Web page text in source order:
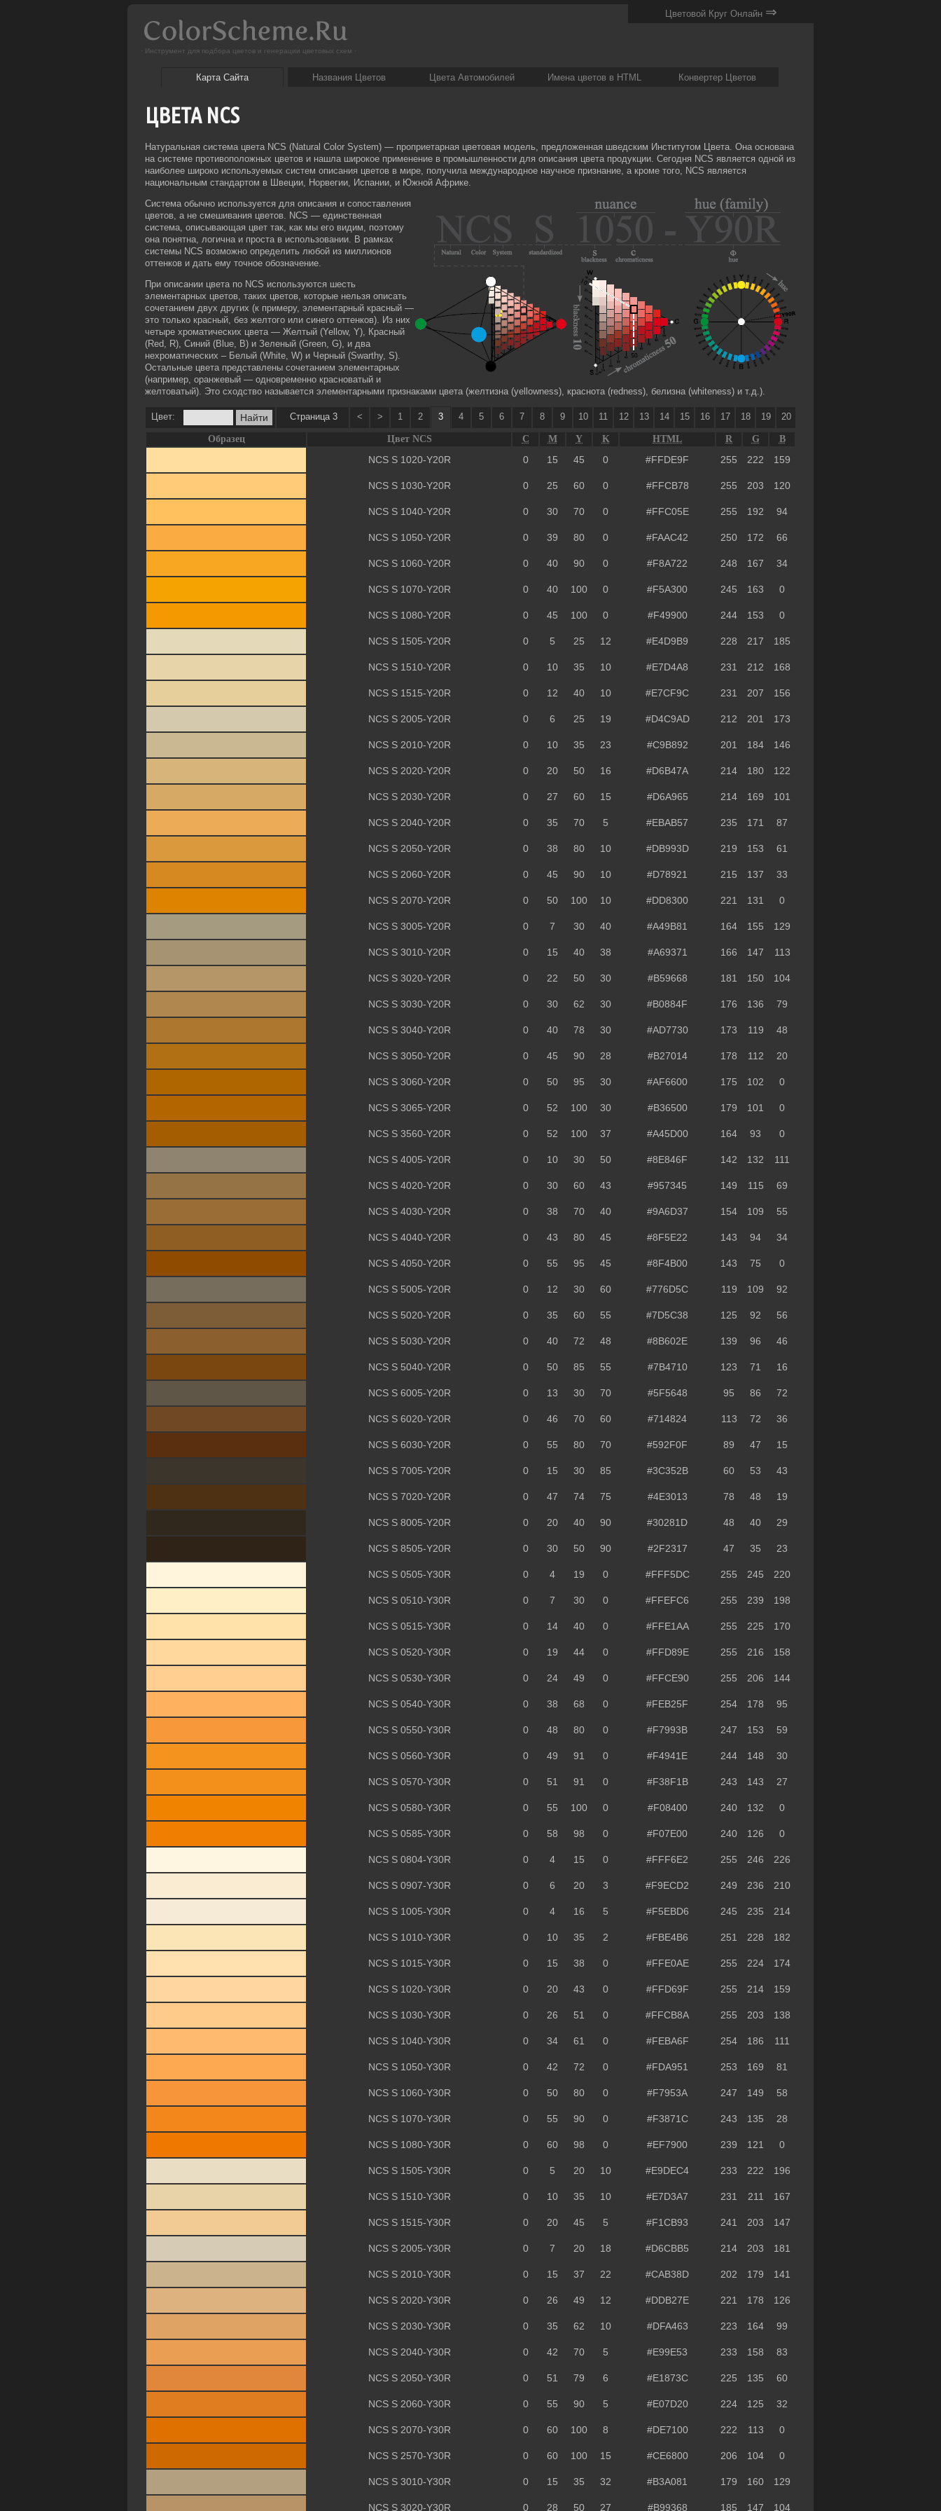
· Инструмент для подбора цветов и генерации цветовых схем ·
Цветовой Круг Онлайн ⇒
Карта Сайта Названия Цветов Цвета Автомобилей Имена цветов в HTML Конвертер Цветов
ЦВЕТА NCS
Натуральная система цвета NCS (Natural Color System) — проприетарная цветовая модель, предложенная шведским Институтом Цвета. Она основана
на системе противоположных цветов и нашла широкое применение в промышленности для описания цвета продукции. Сегодня NCS является одной из
наиболее широко используемых систем описания цветов в мире, получила международное научное признание, а кроме того, NCS является
национальным стандартом в Швеции, Норвегии, Испании, и Южной Африке.
Система обычно используется для описания и сопоставления
цветов, а не смешивания цветов. NCS — единственная
система, описывающая цвет так, как мы его видим, поэтому
она понятна, логична и проста в использовании. В рамках
системы NCS возможно определить любой из миллионов
оттенков и дать ему точное обозначение.
При описании цвета по NCS используются шесть
элементарных цветов, таких цветов, которые нельзя описать
сочетанием двух других (к примеру, элементарный красный —
это только красный, без желтого или синего оттенков). Из них
четыре хроматических цвета — Желтый (Yellow, Y), Красный
(Red, R), Синий (Blue, B) и Зеленый (Green, G), и два
нехроматических – Белый (White, W) и Черный (Swarthy, S).
Остальные цвета представлены сочетанием элементарных
(например, оранжевый — одновременно красноватый и
желтоватый). Это сходство называется элементарными признаками цвета (желтизна (yellowness), краснота (redness), белизна (whiteness) и т.д.).
Цвет: Страница 3 < > 1 2 3 4 5 6 7 8 9 10 11 12 13 14 15 16 17 18 19 20
Образец Цвет NCS C M Y K HTML R G B
NCS S 1020-Y20R 0 15 45 0 #FFDE9F 255 222 159
NCS S 1030-Y20R 0 25 60 0 #FFCB78 255 203 120
NCS S 1040-Y20R 0 30 70 0 #FFC05E 255 192 94
NCS S 1050-Y20R 0 39 80 0 #FAAC42 250 172 66
NCS S 1060-Y20R 0 40 90 0 #F8A722 248 167 34
NCS S 1070-Y20R 0 40 100 0 #F5A300 245 163 0
NCS S 1080-Y20R 0 45 100 0 #F49900 244 153 0
NCS S 1505-Y20R 0 5 25 12 #E4D9B9 228 217 185
NCS S 1510-Y20R 0 10 35 10 #E7D4A8 231 212 168
NCS S 1515-Y20R 0 12 40 10 #E7CF9C 231 207 156
NCS S 2005-Y20R 0 6 25 19 #D4C9AD 212 201 173
NCS S 2010-Y20R 0 10 35 23 #C9B892 201 184 146
NCS S 2020-Y20R 0 20 50 16 #D6B47A 214 180 122
NCS S 2030-Y20R 0 27 60 15 #D6A965 214 169 101
NCS S 2040-Y20R 0 35 70 5 #EBAB57 235 171 87
NCS S 2050-Y20R 0 38 80 10 #DB993D 219 153 61
NCS S 2060-Y20R 0 45 90 10 #D78921 215 137 33
NCS S 2070-Y20R 0 50 100 10 #DD8300 221 131 0
NCS S 3005-Y20R 0 7 30 40 #A49B81 164 155 129
NCS S 3010-Y20R 0 15 40 38 #A69371 166 147 113
NCS S 3020-Y20R 0 22 50 30 #B59668 181 150 104
NCS S 3030-Y20R 0 30 62 30 #B0884F 176 136 79
NCS S 3040-Y20R 0 40 78 30 #AD7730 173 119 48
NCS S 3050-Y20R 0 45 90 28 #B27014 178 112 20
NCS S 3060-Y20R 0 50 95 30 #AF6600 175 102 0
NCS S 3065-Y20R 0 52 100 30 #B36500 179 101 0
NCS S 3560-Y20R 0 52 100 37 #A45D00 164 93 0
NCS S 4005-Y20R 0 10 30 50 #8E846F 142 132 111
NCS S 4020-Y20R 0 30 60 43 #957345 149 115 69
NCS S 4030-Y20R 0 38 70 40 #9A6D37 154 109 55
NCS S 4040-Y20R 0 43 80 45 #8F5E22 143 94 34
NCS S 4050-Y20R 0 55 95 45 #8F4B00 143 75 0
NCS S 5005-Y20R 0 12 30 60 #776D5C 119 109 92
NCS S 5020-Y20R 0 35 60 55 #7D5C38 125 92 56
NCS S 5030-Y20R 0 40 72 48 #8B602E 139 96 46
NCS S 5040-Y20R 0 50 85 55 #7B4710 123 71 16
NCS S 6005-Y20R 0 13 30 70 #5F5648 95 86 72
NCS S 6020-Y20R 0 46 70 60 #714824 113 72 36
NCS S 6030-Y20R 0 55 80 70 #592F0F 89 47 15
NCS S 7005-Y20R 0 15 30 85 #3C352B 60 53 43
NCS S 7020-Y20R 0 47 74 75 #4E3013 78 48 19
NCS S 8005-Y20R 0 20 40 90 #30281D 48 40 29
NCS S 8505-Y20R 0 30 50 90 #2F2317 47 35 23
NCS S 0505-Y30R 0 4 19 0 #FFF5DC 255 245 220
NCS S 0510-Y30R 0 7 30 0 #FFEFC6 255 239 198
NCS S 0515-Y30R 0 14 40 0 #FFE1AA 255 225 170
NCS S 0520-Y30R 0 19 44 0 #FFD89E 255 216 158
NCS S 0530-Y30R 0 24 49 0 #FFCE90 255 206 144
NCS S 0540-Y30R 0 38 68 0 #FEB25F 254 178 95
NCS S 0550-Y30R 0 48 80 0 #F7993B 247 153 59
NCS S 0560-Y30R 0 49 91 0 #F4941E 244 148 30
NCS S 0570-Y30R 0 51 91 0 #F38F1B 243 143 27
NCS S 0580-Y30R 0 55 100 0 #F08400 240 132 0
NCS S 0585-Y30R 0 58 98 0 #F07E00 240 126 0
NCS S 0804-Y30R 0 4 15 0 #FFF6E2 255 246 226
NCS S 0907-Y30R 0 6 20 3 #F9ECD2 249 236 210
NCS S 1005-Y30R 0 4 16 5 #F5EBD6 245 235 214
NCS S 1010-Y30R 0 10 35 2 #FBE4B6 251 228 182
NCS S 1015-Y30R 0 15 38 0 #FFE0AE 255 224 174
NCS S 1020-Y30R 0 20 43 0 #FFD69F 255 214 159
NCS S 1030-Y30R 0 26 51 0 #FFCB8A 255 203 138
NCS S 1040-Y30R 0 34 61 0 #FEBA6F 254 186 111
NCS S 1050-Y30R 0 42 72 0 #FDA951 253 169 81
NCS S 1060-Y30R 0 50 80 0 #F7953A 247 149 58
NCS S 1070-Y30R 0 55 90 0 #F3871C 243 135 28
NCS S 1080-Y30R 0 60 98 0 #EF7900 239 121 0
NCS S 1505-Y30R 0 5 20 10 #E9DEC4 233 222 196
NCS S 1510-Y30R 0 10 35 10 #E7D3A7 231 211 167
NCS S 1515-Y30R 0 20 45 5 #F1CB93 241 203 147
NCS S 2005-Y30R 0 7 20 18 #D6CBB5 214 203 181
NCS S 2010-Y30R 0 15 37 22 #CAB38D 202 179 141
NCS S 2020-Y30R 0 26 49 12 #DDB27E 221 178 126
NCS S 2030-Y30R 0 35 62 10 #DFA463 223 164 99
NCS S 2040-Y30R 0 42 70 5 #E99E53 233 158 83
NCS S 2050-Y30R 0 51 79 6 #E1873C 225 135 60
NCS S 2060-Y30R 0 55 90 5 #E07D20 224 125 32
NCS S 2070-Y30R 0 60 100 8 #DE7100 222 113 0
NCS S 2570-Y30R 0 60 100 15 #CE6800 206 104 0
NCS S 3010-Y30R 0 15 35 32 #B3A081 179 160 129
NCS S 3020-Y30R 0 28 50 27 #B99368 185 147 104